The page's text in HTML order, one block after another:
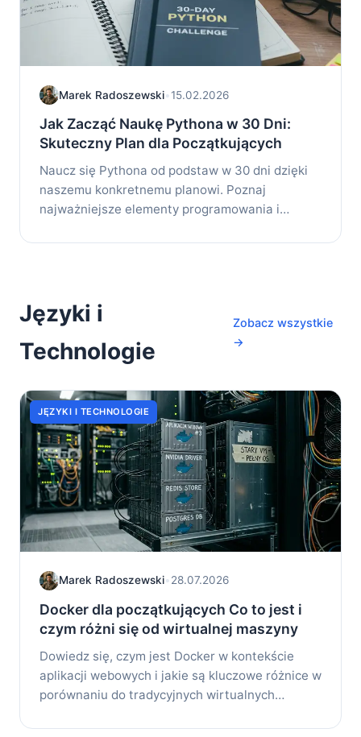
Marek Radoszewski•15.02.2026
Jak Zacząć Naukę Pythona w 30 Dni:
Skuteczny Plan dla Początkujących
Naucz się Pythona od podstaw w 30 dni dzięki
naszemu konkretnemu planowi. Poznaj
najważniejsze elementy programowania i
Języki i
Technologie
Zobacz wszystkie
→
JĘZYKI I TECHNOLOGIE
Marek Radoszewski•28.07.2026
Docker dla początkujących Co to jest i
czym różni się od wirtualnej maszyny
Dowiedz się, czym jest Docker w kontekście
aplikacji webowych i jakie są kluczowe różnice w
porównaniu do tradycyjnych wirtualnych